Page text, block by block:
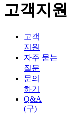
고객지원
고객
지원
자주 묻는
질문
문의
하기
Q&A
(구)